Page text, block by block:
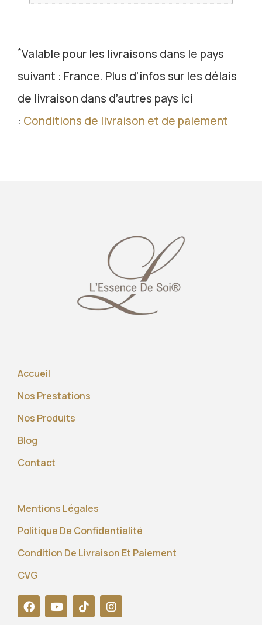
*Valable pour les livraisons dans le pays
suivant : France. Plus d’infos sur les délais
de livraison dans d’autres pays ici
: Conditions de livraison et de paiement
Accueil
Nos Prestations
Nos Produits
Blog
Contact
Mentions Légales
Politique De Confidentialité
Condition De Livraison Et Paiement
CVG